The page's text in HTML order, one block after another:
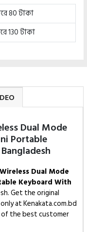
80 টাকা
130 টাকা
Dual Mode
Portable
Dual Mode
Keyboard With
Get the original
at Kenakata.com.bd
the best customer